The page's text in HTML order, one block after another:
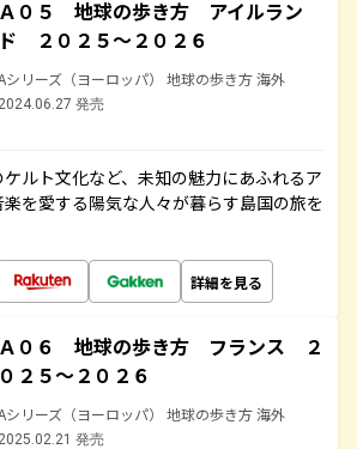
Ａ０５ 地球の歩き方 アイルラン
ド ２０２５～２０２６
シリーズ（ヨーロッパ） 地球の歩き方 海外
2024.06.27 発売
ルト文化など、未知の魅力にあふれるア
を愛する陽気な人々が暮らす島国の旅を
詳細を見る
Ａ０６ 地球の歩き方 フランス ２
０２５～２０２６
シリーズ（ヨーロッパ） 地球の歩き方 海外
2025.02.21 発売